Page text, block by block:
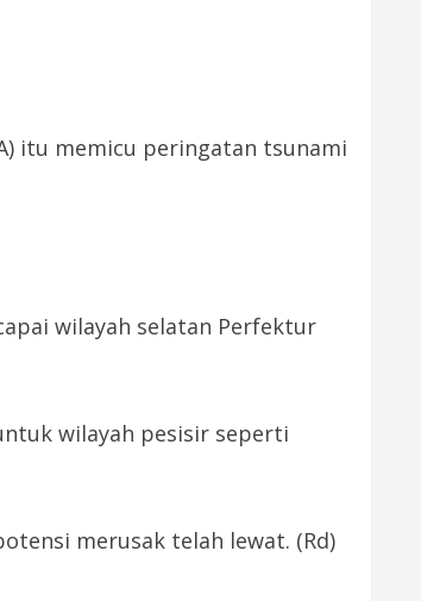
itu memicu peringatan tsunami
wilayah selatan Perfektur
wilayah pesisir seperti
merusak telah lewat. (Rd)